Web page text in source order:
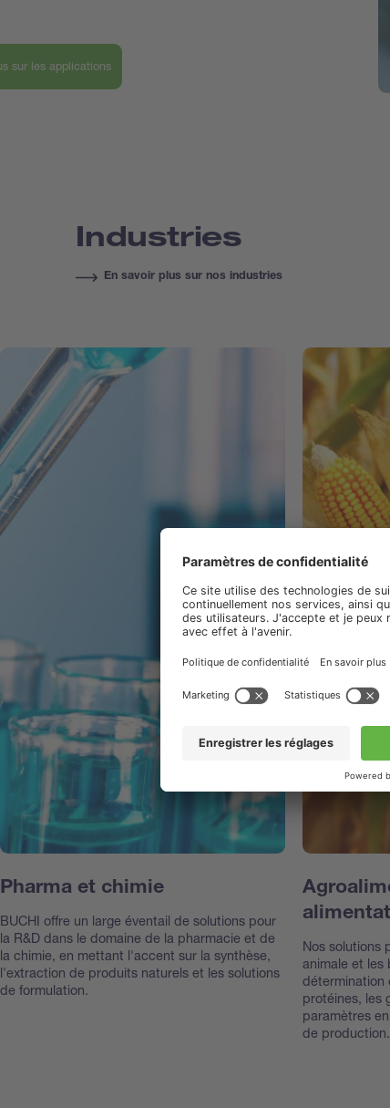
sur les applications
Industries
En savoir plus sur nos industries
Pharma et chimie
BUCHI offre un large éventail de solutions pour
la R&D dans le domaine de la pharmacie et de
la chimie, en mettant l'accent sur la synthèse,
l'extraction de produits naturels et les solutions
de formulation.
Nos solutions
animale et les
détermination
protéines, les
paramètres
de production.